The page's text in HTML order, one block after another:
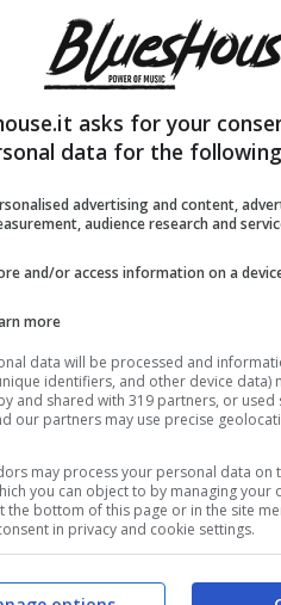
perché
asks for your
data for the
advertising and content,
audience research and
and/or access information on a
more
data will be processed and
identifiers, and other device data)
and shared with 319 partners, or used
our partners may use precise
may process your personal data on
you can object to by managing your
the bottom of this page or in the site
in privacy and cookie settings.